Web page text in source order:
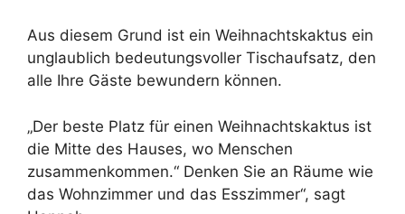
Aus diesem Grund ist ein Weihnachtskaktus ein
unglaublich bedeutungsvoller Tischaufsatz, den
alle Ihre Gäste bewundern können.
„Der beste Platz für einen Weihnachtskaktus ist
die Mitte des Hauses, wo Menschen
zusammenkommen.“ Denken Sie an Räume wie
das Wohnzimmer und das Esszimmer“, sagt